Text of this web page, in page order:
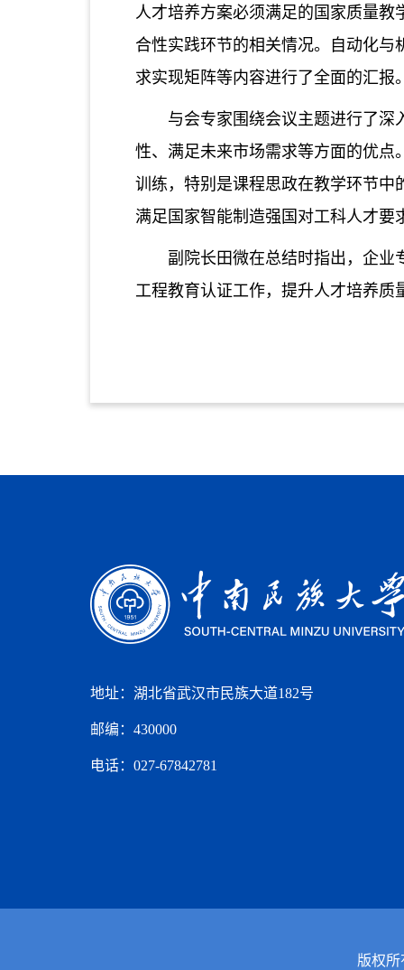
人才培养方案必须满足的国家质量
合性实践环节的相关情况。
自动化与
求实现矩阵等内容进行了全面的汇报
与会专家 围绕会议主题进行了深
性、满足未来市场需求等方面的优点
训练，特别是课程思政在教学环节
满足国家智能制造强国对工科人才要
副院长田微在总结时指出 ， 企业
工程教育认证工作，提升人才培养质
地址：湖北省武汉市民族大道182号
邮编：430000
电话：027-67842781
版权